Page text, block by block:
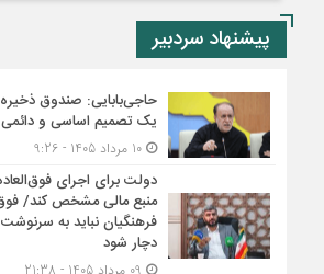
پیشنهاد سردبیر
حاجی‌بابایی: صندوق ذخیره
یک تصمیم اساسی و
10 مرداد 1405 - 9:26
دولت برای اجرای
منبع مالی مشخص کند/
فرهنگیان نباید به
دچار شود